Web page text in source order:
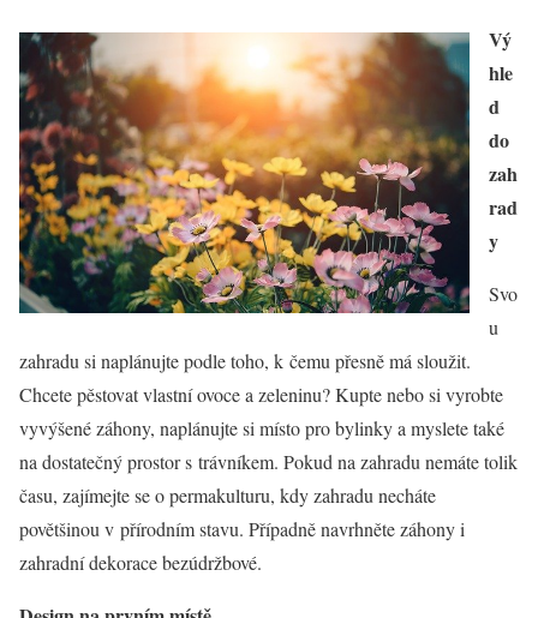
Vý
hle
d
do
zah
rad
y
Svo
u
zahradu si naplánujte podle toho, k čemu přesně má sloužit.
Chcete pěstovat vlastní ovoce a zeleninu? Kupte nebo si vyrobte
vyvýšené záhony, naplánujte si místo pro bylinky a myslete také
na dostatečný prostor s trávníkem. Pokud na zahradu nemáte tolik
času, zajímejte se o permakulturu, kdy zahradu necháte
povětšinou v přírodním stavu. Případně navrhněte záhony i
zahradní dekorace bezúdržbové.